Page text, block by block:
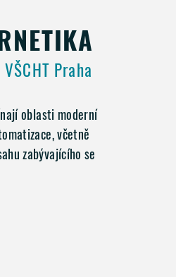
Praha
oblasti moderní
včetně
zabývajícího se